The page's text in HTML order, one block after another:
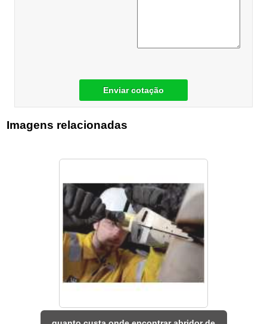
Enviar cotação
Imagens relacionadas